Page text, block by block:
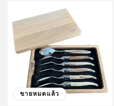
ขายหมดแล้ว